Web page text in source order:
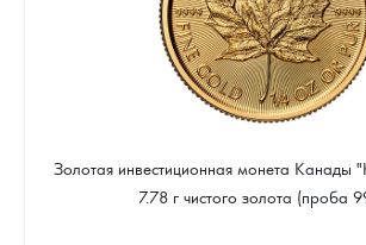
Золотая инвестиционная монета Канады
7.78 г чистого золота (проба